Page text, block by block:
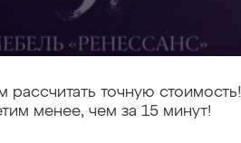
точную стоимость!
менее, чем за 15 минут!